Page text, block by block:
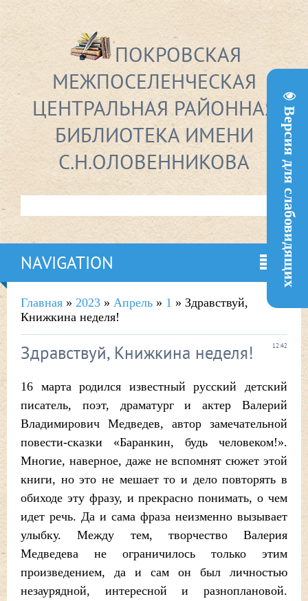
Версия для слабовидящих
ПОКРОВСКАЯ
МЕЖПОСЕЛЕНЧЕСКАЯ
ЦЕНТРАЛЬНАЯ РАЙОННАЯ
БИБЛИОТЕКА ИМЕНИ
С.Н.ОЛОВЕННИКОВА
NAVIGATION
Главная » 2023 » Апрель » 1 » Здравствуй,
Книжкина неделя!
12:42
Здравствуй, Книжкина неделя!
16 марта родился известный русский детский
писатель, поэт, драматург и актер Валерий
Владимирович Медведев, автор замечательной
повести-сказки «Баранкин, будь человеком!».
Многие, наверное, даже не вспомнят сюжет этой
книги, но это не мешает то и дело повторять в
обиходе эту фразу, и прекрасно понимать, о чем
идет речь. Да и сама фраза неизменно вызывает
улыбку. Между тем, творчество Валерия
Медведева не ограничилось только этим
произведением, да и сам он был личностью
незаурядной, интересной и разноплановой.